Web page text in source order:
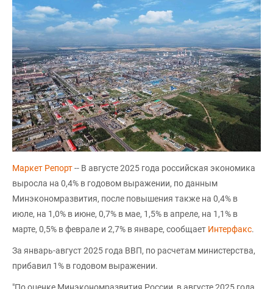
Маркет Репорт-- В августе 2025 года российская экономика
выросла на 0,4% в годовом выражении, по данным
Минэкономразвития, после повышения также на 0,4% в
июле, на 1,0% в июне, 0,7% в мае, 1,5% в апреле, на 1,1% в
марте, 0,5% в феврале и 2,7% в январе, сообщает Интерфакс.
За январь-август 2025 года ВВП, по расчетам министерства,
прибавил 1% в годовом выражении.
"По оценке Минэкономразвития России, в августе 2025 года